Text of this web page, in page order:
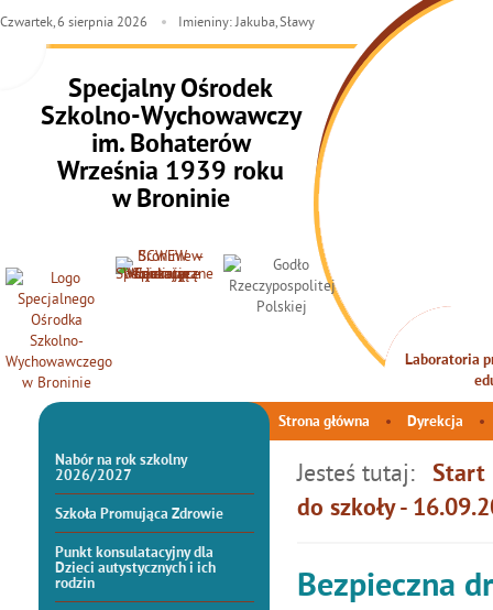
Specjalny Ośrodek
Szkolno-Wychowawczy
im. Bohaterów
Września 1939 roku
w Broninie
Czwartek, 6 sierpnia 2026 Imieniny: Jakuba, Sławy
Laboratoria
Strona główna Dyrekcja
Nabór na rok szkolny
2026/2027
Szkoła Promująca Zdrowie
Punkt konsulatacyjny dla
Dzieci autystycznych i ich
rodzin
Jesteś tutaj: Start
do szkoły -
Bezpieczna